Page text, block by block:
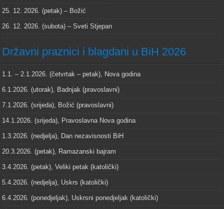
25. 12. 2026. (petak) – Božić
26. 12. 2026. (subota) – Sveti Stjepan
Državni praznici i blagdani u BiH 2026
1.1. – 2.1.2026. (četvrtak – petak), Nova godina
6.1.2026. (utorak), Badnjak (pravoslavni)
7.1.2026. (srijeda), Božić (pravoslavni)
14.1.2026. (srijeda), Pravoslavna Nova godina
1.3.2026. (nedjelja), Dan nezavisnosti BiH
20.3.2026. (petak), Ramazanski bajram
3.4.2026. (petak), Veliki petak (katolički)
5.4.2026. (nedjelja), Uskrs (katolički)
6.4.2026. (ponedjeljak), Uskrsni ponedjeljak (katolički)